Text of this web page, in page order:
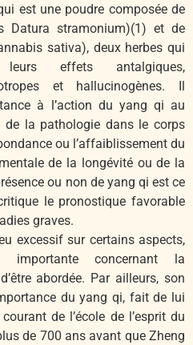
est une poudre composée de
stramonium)(1) et de
sativa), deux herbes qui
effets antalgiques,
et hallucinogènes. Il
à l’action du yang qi au
la pathologie dans le corps
ou l’affaiblissement du
de la longévité ou de la
ou non de yang qi est ce
le pronostique favorable
graves.
excessif sur certains aspects,
importante concernant la
abordée. Par ailleurs, son
du yang qi, fait de lui
de l’école de l’esprit du
de 700 ans avant que Zheng